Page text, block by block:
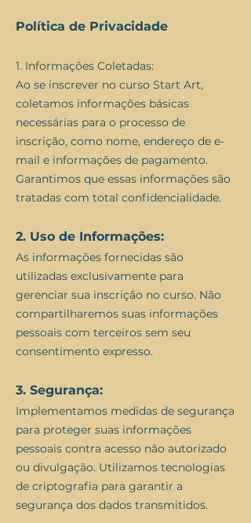
Política de Privacidade
1. Informações Coletadas:
Ao se inscrever no curso Start Art,
coletamos informações básicas
necessárias para o processo de
inscrição, como nome, endereço de e-
mail e informações de pagamento.
Garantimos que essas informações são
tratadas com total confidencialidade.
2. Uso de Informações:
As informações fornecidas são
utilizadas exclusivamente para
gerenciar sua inscrição no curso. Não
compartilharemos suas informações
pessoais com terceiros sem seu
consentimento expresso.
3. Segurança:
Implementamos medidas de segurança
para proteger suas informações
pessoais contra acesso não autorizado
ou divulgação. Utilizamos tecnologias
de criptografia para garantir a
segurança dos dados transmitidos.